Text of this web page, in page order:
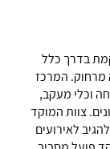
בדרך כלל
המרכז
וכלי מעקב,
צוות המוקד
לאירועים